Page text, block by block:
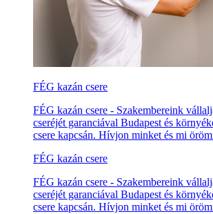
FÉG kazán csere
FÉG kazán csere - Szakembereink
cseréjét garanciával Budapest és
csere kapcsán. Hívjon minket és mi
FÉG kazán csere
FÉG kazán csere - Szakembereink
cseréjét garanciával Budapest és
csere kapcsán. Hívjon minket és mi